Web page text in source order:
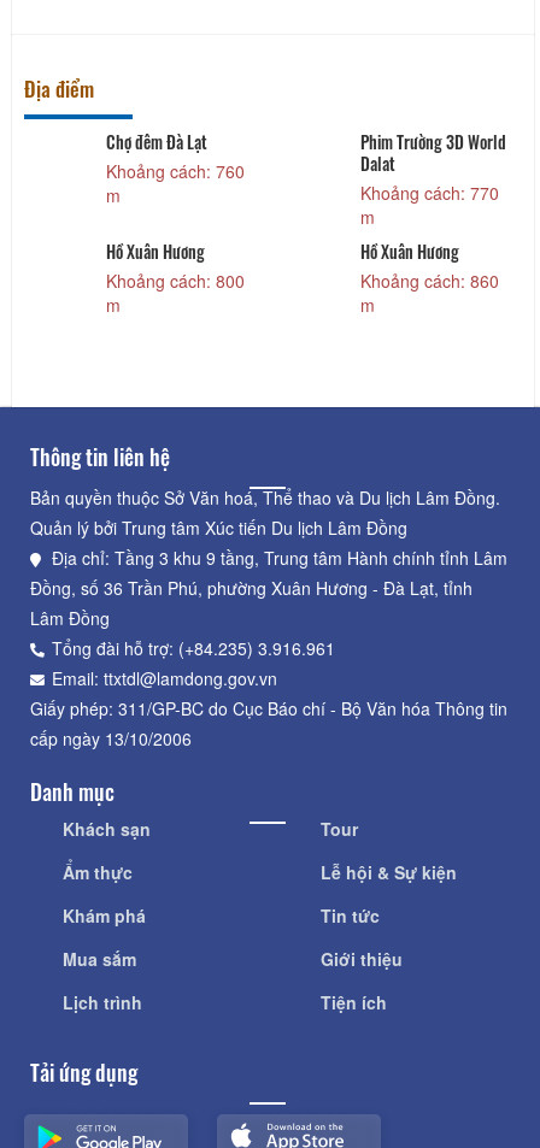
Địa điểm
Chợ đêm Đà Lạt
Khoảng cách: 760
m
Phim Trường 3D World
Dalat
Khoảng cách: 770
m
Hồ Xuân Hương
Khoảng cách: 800
m
Hồ Xuân Hương
Khoảng cách: 860
m
Thông tin liên hệ
Bản quyền thuộc Sở Văn hoá, Thể thao và Du lịch Lâm Đồng.
Quản lý bởi Trung tâm Xúc tiến Du lịch Lâm Đồng
Địa chỉ: Tầng 3 khu 9 tầng, Trung tâm Hành chính tỉnh Lâm
Đồng, số 36 Trần Phú, phường Xuân Hương - Đà Lạt, tỉnh
Lâm Đồng
Tổng đài hỗ trợ: (+84.235) 3.916.961
Email: ttxtdl@lamdong.gov.vn
Giấy phép: 311/GP-BC do Cục Báo chí - Bộ Văn hóa Thông tin
cấp ngày 13/10/2006
Danh mục
Khách sạn
Ẩm thực
Khám phá
Mua sắm
Lịch trình
Tour
Lễ hội & Sự kiện
Tin tức
Giới thiệu
Tiện ích
Tải ứng dụng